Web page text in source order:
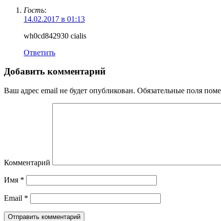
Гость:
14.02.2017 в 01:13
wh0cd842930 cialis
Ответить
Добавить комментарий
Ваш адрес email не будет опубликован. Обязательные поля
Комментарий
Имя *
Email *